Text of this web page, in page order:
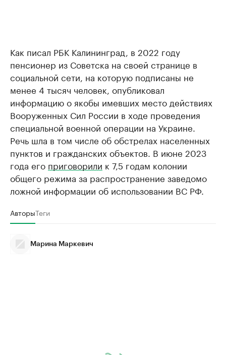
Как писал РБК Калининград, в 2022 году
пенсионер из Советска на своей странице в
социальной сети, на которую подписаны не
менее 4 тысяч человек, опубликовал
информацию о якобы имевших место действиях
Вооруженных Сил России в ходе проведения
специальной военной операции на Украине.
Речь шла в том числе об обстрелах населенных
пунктов и гражданских объектов. В июне 2023
года его приговорили к 7,5 годам колонии
общего режима за распространение заведомо
ложной информации об использовании ВС РФ.
АвторыТеги
Марина Маркевич